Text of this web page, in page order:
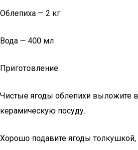
Облепиха — 2 кг
Вода — 400 мл
Приготовление
Чистые ягоды облепихи выложите
керамическую посуду.
Хорошо подавите ягоды толкушкой,